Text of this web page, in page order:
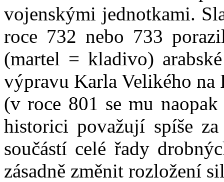
vojenskými jednotkami.
roce 732 nebo 733
(martel = kladivo)
výpravu Karla Velikého na
(v roce 801 se mu
historici považují spíše
součástí celé řady
zásadně změnit rozložení